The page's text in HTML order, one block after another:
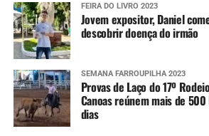
FEIRA DO LIVRO 2023
Jovem expositor, Daniel
descobrir doença do irmão
SEMANA FARROUPILHA 2023
Provas de Laço do 17º
Canoas reúnem mais de
dias